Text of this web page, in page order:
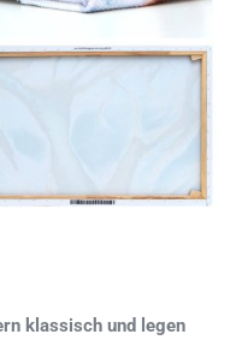
klassisch und legen